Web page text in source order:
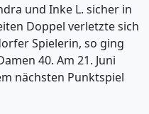
und Inke L. sicher in
Doppel verletzte sich
Spielerin, so ging
40. Am 21. Juni
nächsten Punktspiel